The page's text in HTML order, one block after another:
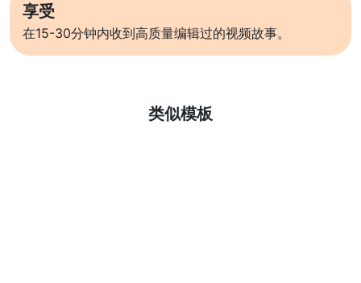
享受
在15-30分钟内收到高质量编辑过的视频故事。
类似模板
了解更多